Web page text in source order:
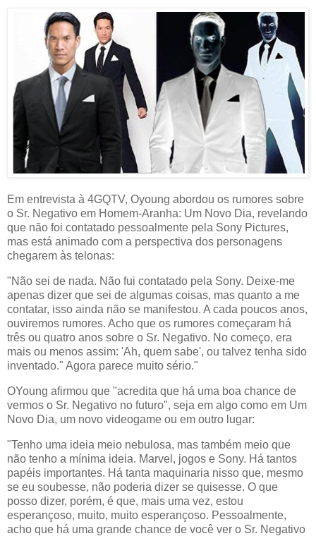
Em entrevista à 4GQTV, Oyoung abordou os rumores sobre
o Sr. Negativo em Homem-Aranha: Um Novo Dia, revelando
que não foi contatado pessoalmente pela Sony Pictures,
mas está animado com a perspectiva dos personagens
chegarem às telonas:
"Não sei de nada. Não fui contatado pela Sony. Deixe-me
apenas dizer que sei de algumas coisas, mas quanto a me
contatar, isso ainda não se manifestou. A cada poucos anos,
ouviremos rumores. Acho que os rumores começaram há
três ou quatro anos sobre o Sr. Negativo. No começo, era
mais ou menos assim: 'Ah, quem sabe', ou talvez tenha sido
inventado." Agora parece muito sério."
OYoung afirmou que "acredita que há uma boa chance de
vermos o Sr. Negativo no futuro", seja em algo como em Um
Novo Dia, um novo videogame ou em outro lugar:
"Tenho uma ideia meio nebulosa, mas também meio que
não tenho a mínima ideia. Marvel, jogos e Sony. Há tantos
papéis importantes. Há tanta maquinaria nisso que, mesmo
se eu soubesse, não poderia dizer se quisesse. O que
posso dizer, porém, é que, mais uma vez, estou
esperançoso, muito, muito esperançoso. Pessoalmente,
acho que há uma grande chance de você ver o Sr. Negativo